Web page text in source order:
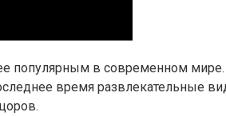
популярным в современном
время развлекательные